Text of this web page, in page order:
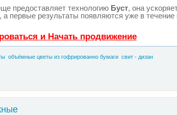
предоставляет технологию Буст, она
а первые результаты появляются уже в
и Начать продвижение
объёмные цветы из гофрированно бумаги свит - дизан